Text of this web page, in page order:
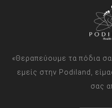
«Θεραπεύουμε τα πόδια
εμείς στην Podiland,
σας